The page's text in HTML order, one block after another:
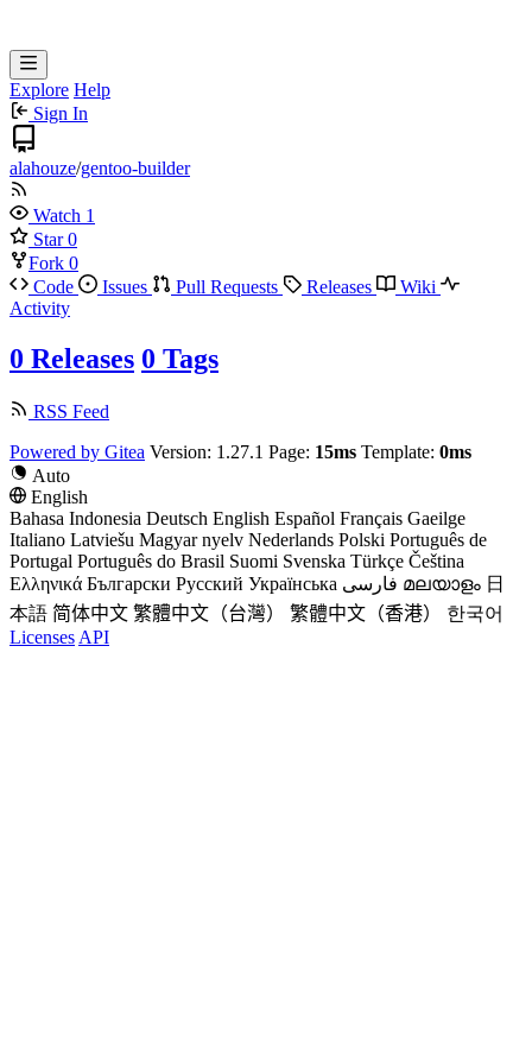
Explore Help
Sign In
alahouze/gentoo-builder
Watch 1
Star 0
Fork 0
Code
Issues Pull Requests Releases
Wiki
Activity
0 Releases 0 Tags
RSS Feed
Powered by Gitea Version: 1.27.1 Page: 15ms Template: 0ms
Auto
English
Bahasa Indonesia Deutsch English Español Français Gaeilge
Italiano Latviešu Magyar nyelv Nederlands Polski Português de
Portugal Português do Brasil Suomi Svenska Türkçe Čeština
Ελληνικά Български Русский Українська فارسی മലയാളം 日
本語 简体中文 繁體中文（台灣） 繁體中文（香港）
한국어
Licenses API